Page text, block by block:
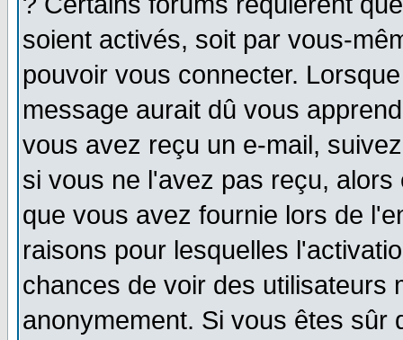
soient activés, soit par vous-
pouvoir vous connecter.
message aurait dû vous
vous avez reçu un e-mail,
si vous ne l'avez pas reçu,
que vous avez fournie lors de
raisons pour lesquelles
chances de voir des utilisateurs
anonymement. Si vous êtes sûr